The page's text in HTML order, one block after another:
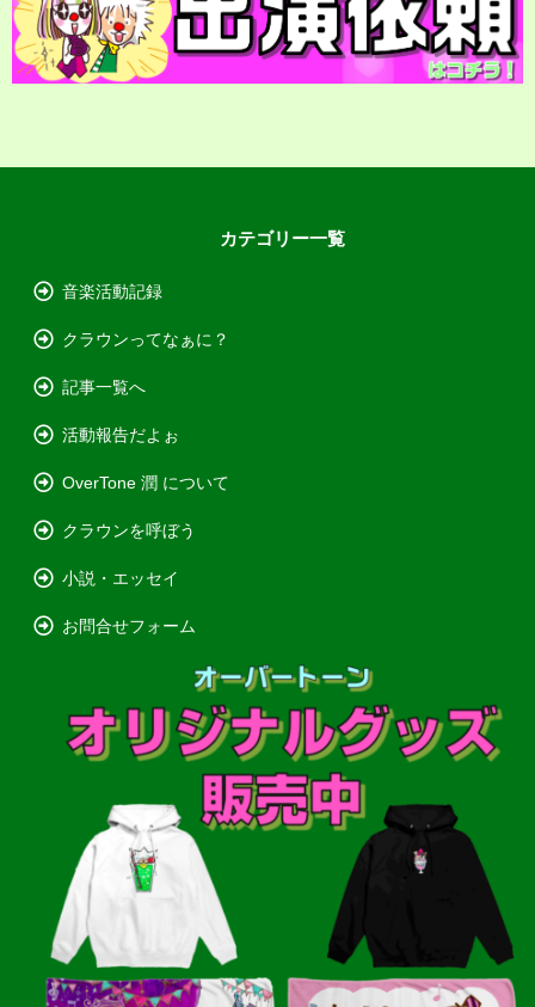
カテゴリー一覧
音楽活動記録
クラウンってなぁに？
記事一覧へ
活動報告だよぉ
OverTone 潤 について
クラウンを呼ぼう
小説・エッセイ
お問合せフォーム